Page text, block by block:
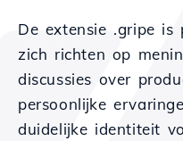
De extensie .gripe
zich richten op
discussies over
persoonlijke
duidelijke identiteit